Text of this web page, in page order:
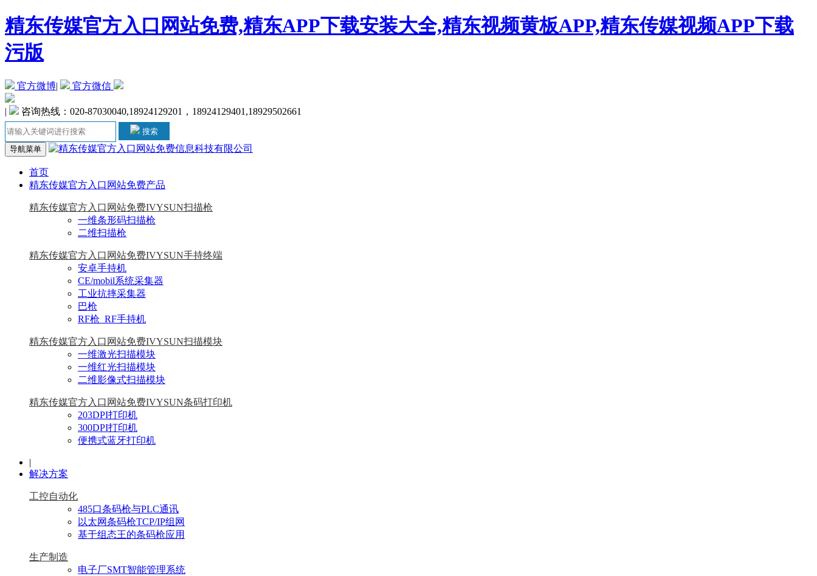
精东传媒官方入口网站免费,精东APP下载安装大全,精东视频黄板APP,精东传媒视频APP下载
污版
官方微博| 官方微信
| 咨询热线：020-87030040,18924129201，18924129401,18929502661
搜索
导航菜单
首页
精东传媒官方入口网站免费产品
精东传媒官方入口网站免费IVYSUN扫描枪
一维条形码扫描枪
二维扫描枪
精东传媒官方入口网站免费IVYSUN手持终端
安卓手持机
CE/mobil系统采集器
工业抗摔采集器
巴枪
RF枪_RF手持机
精东传媒官方入口网站免费IVYSUN扫描模块
一维激光扫描模块
一维红光扫描模块
二维影像式扫描模块
精东传媒官方入口网站免费IVYSUN条码打印机
203DPI打印机
300DPI打印机
便携式蓝牙打印机
|
解决方案
工控自动化
485口条码枪与PLC通讯
以太网条码枪TCP/IP组网
基于组态王的条码枪应用
生产制造
电子厂SMT智能管理系统